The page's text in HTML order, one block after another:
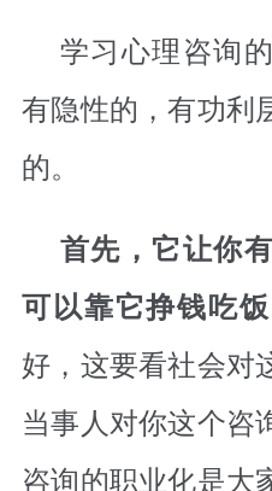
学习心理咨询
有隐性的，有功利
的。
首先，它让你
可以靠它挣钱吃饭
好，这要看社会对
当事人对你这个咨
咨询的职业化是大